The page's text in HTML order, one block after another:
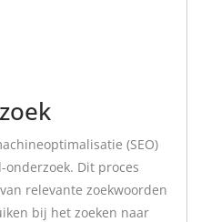
(SEO)
Dit proces
relevante zoekwoorden
bij het zoeken naar